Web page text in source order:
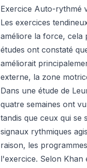
Exercice Auto-rythmé
Les exercices
améliore la force, cela
études ont constaté
améliorait
externe, la zone
Dans une étude de
quatre semaines ont
tandis que ceux qui
signaux rythmiques
raison, les
l'exercice. Selon Khan